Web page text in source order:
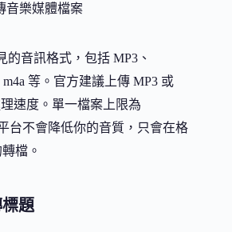
音樂媒體檔案
的音訊格式，包括 MP3、
等。官方建議上傳 MP3 或
速度。單一檔案上限為
台不會降低你的音質，只會在格
檔。
題